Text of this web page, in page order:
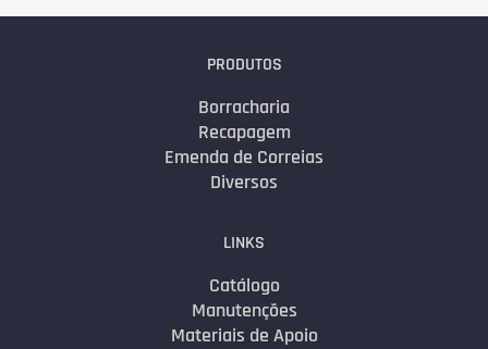
PRODUTOS
Borracharia
Recapagem
Emenda de Correias
Diversos
LINKS
Catálogo
Manutenções
Materiais de Apoio